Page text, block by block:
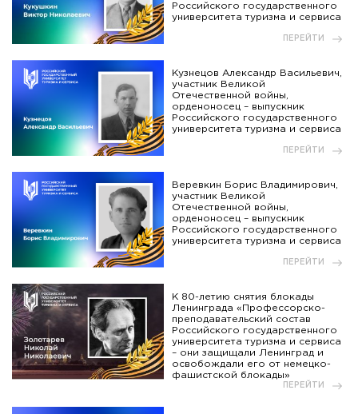
Российского государственного
университета туризма и сервиса
ПЕРЕЙТИ
Кузнецов Александр Васильевич,
участник Великой
Отечественной войны,
орденоносец – выпускник
Российского государственного
университета туризма и сервиса
ПЕРЕЙТИ
Веревкин Борис Владимирович,
участник Великой
Отечественной войны,
орденоносец – выпускник
Российского государственного
университета туризма и сервиса
ПЕРЕЙТИ
К 80-летию снятия блокады
Ленинграда «Профессорско-
преподавательский состав
Российского государственного
университета туризма и сервиса
– они защищали Ленинград и
освобождали его от немецко-
фашистской блокады»
ПЕРЕЙТИ